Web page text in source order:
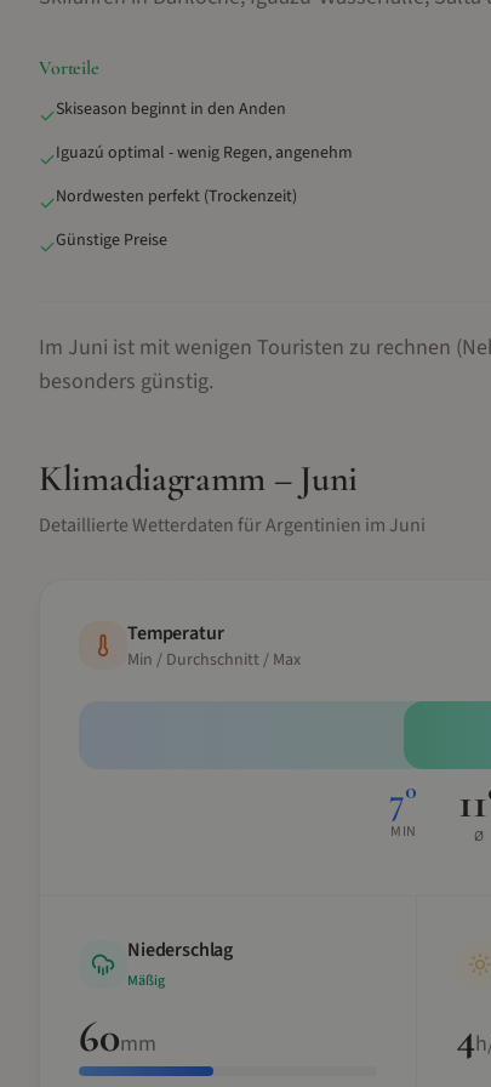
Vorteile
✓Skiseason beginnt in den Anden
✓Iguazú optimal - wenig Regen, angenehm
✓Nordwesten perfekt (Trockenzeit)
✓Günstige Preise
Im Juni ist mit wenigen Touristen zu rechnen
besonders günstig.
Klimadiagramm –Juni
Detaillierte Wetterdaten fürArgentinien im Juni
Temperatur
Min / Durchschnitt / Max
7°
MIN
11
Ø
Niederschlag
Mäßig
60mm 4